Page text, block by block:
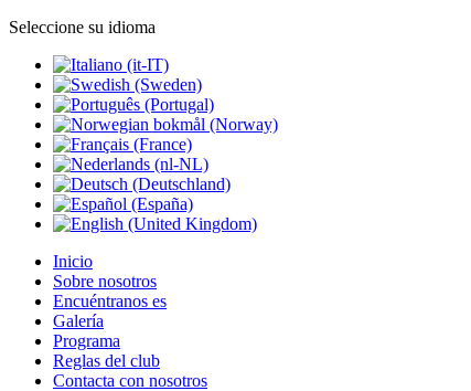
Seleccione su idioma
Inicio
Sobre nosotros
Encuéntranos es
Galería
Programa
Reglas del club
Contacta con nosotros